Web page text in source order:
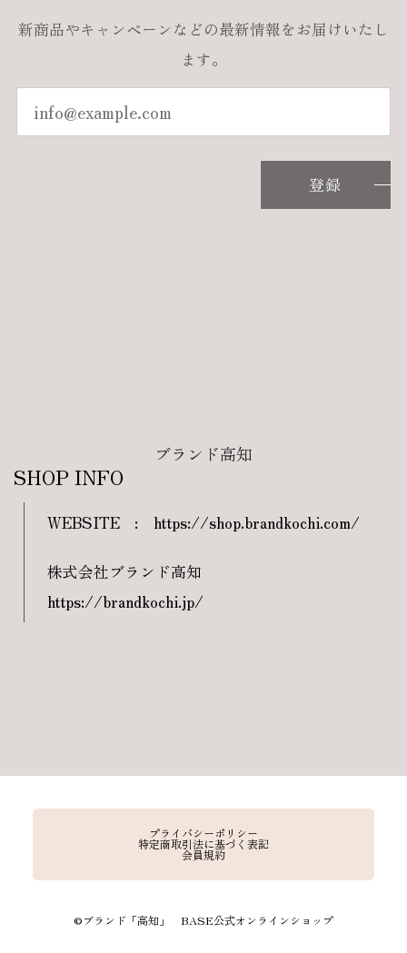
新商品やキャンペーンなどの最新情報をお届けいたし
ます。
登録
ブランド高知
SHOP INFO
WEBSITE : https://shop.brandkochi.com/
株式会社ブランド高知
https://brandkochi.jp/
プライバシーポリシー
特定商取引法に基づく表記
会員規約
©︎ブランド「高知」 BASE公式オンラインショップ